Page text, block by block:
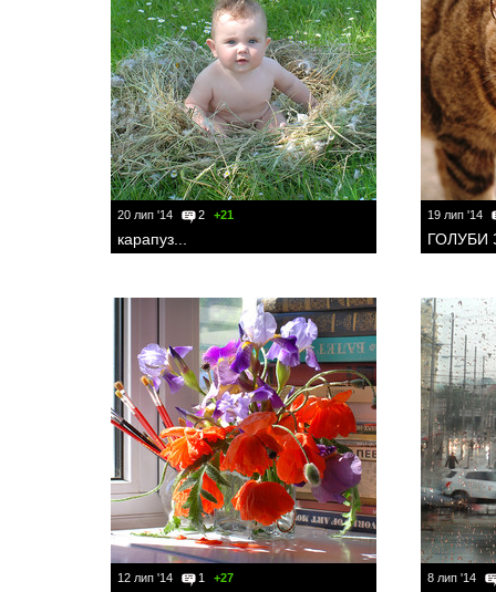
20 лип '14 2 +21
карапуз...
19 лип '14
ГОЛУБИ
12 лип '14 1 +27 8 лип '14